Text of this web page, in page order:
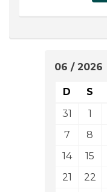
06 / 2026
D S
31
1
7
8
14
15
21
22